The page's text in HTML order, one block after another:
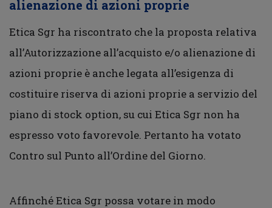
alienazione di azioni proprie
Etica Sgr ha riscontrato che la proposta relativa
all’Autorizzazione all’acquisto e/o alienazione di
azioni proprie è anche legata all’esigenza di
costituire riserva di azioni proprie a servizio del
piano di stock option, su cui Etica Sgr non ha
espresso voto favorevole. Pertanto ha votato
Contro sul Punto all’Ordine del Giorno.
Affinché Etica Sgr possa votare in modo